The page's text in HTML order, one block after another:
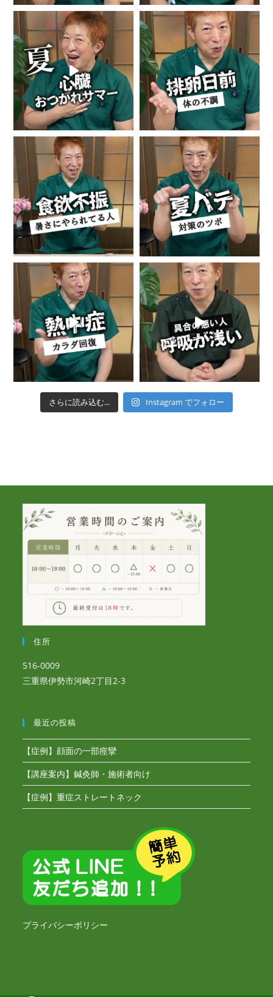
さらに読み込む... Instagram でフォロー
住所
516-0009
三重県伊勢市河崎2丁目2-3
最近の投稿
【症例】顔面の一部痙攣
【講座案内】鍼灸師・施術者向け
【症例】重症ストレートネック
プライバシーポリシー